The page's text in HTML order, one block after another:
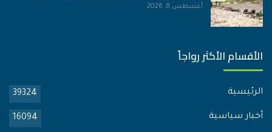
أغسطس 8, 2026
الأقسام الأكثر رواجاً
الرئيسية 39324
أخبار سياسية 16094